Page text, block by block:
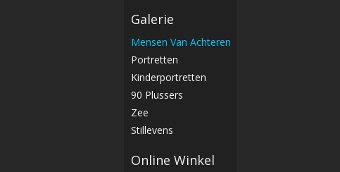
Galerie
Mensen Van Achteren
Portretten
Kinderportretten
90 Plussers
Zee
Stillevens
Online Winkel